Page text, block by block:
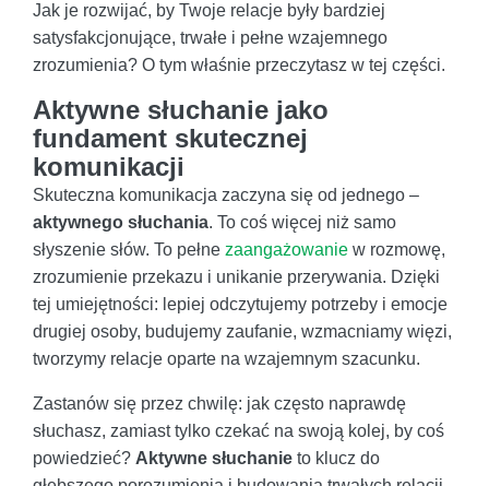
Jak je rozwijać, by Twoje relacje były bardziej
satysfakcjonujące, trwałe i pełne wzajemnego
zrozumienia? O tym właśnie przeczytasz w tej części.
Aktywne słuchanie jako
fundament skutecznej
komunikacji
Skuteczna komunikacja zaczyna się od jednego –
aktywnego słuchania. To coś więcej niż samo
słyszenie słów. To pełne zaangażowanie w rozmowę,
zrozumienie przekazu i unikanie przerywania. Dzięki
tej umiejętności: lepiej odczytujemy potrzeby i emocje
drugiej osoby, budujemy zaufanie, wzmacniamy więzi,
tworzymy relacje oparte na wzajemnym szacunku.
Zastanów się przez chwilę: jak często naprawdę
słuchasz, zamiast tylko czekać na swoją kolej, by coś
powiedzieć? Aktywne słuchanie to klucz do